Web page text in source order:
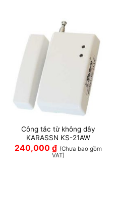
Công tắc từ không dây
KARASSN KS-21AW
240,000 ₫ (Chưa bao gồm
VAT)